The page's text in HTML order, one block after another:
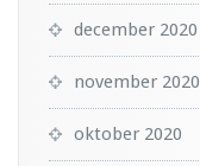
december 2020
november 2020
oktober 2020